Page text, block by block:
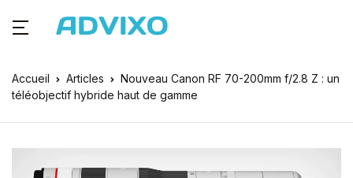
Accueil Articles
Nouveau Canon RF 70-200mm f/2.8 Z : un
téléobjectif hybride haut de gamme